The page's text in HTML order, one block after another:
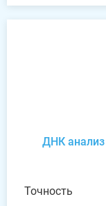
ДНК анализ
Точность